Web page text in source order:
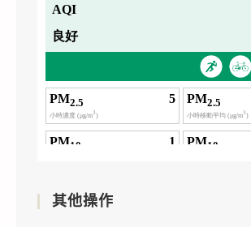
其他操作